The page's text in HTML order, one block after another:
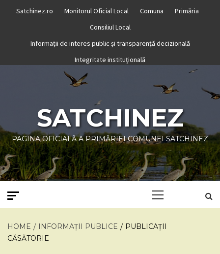
Satchinez.ro Monitorul Oficial Local Comuna
Primăria
Consiliul Local
Informații de interes public și transparență decizională
Integritate instituțională
SATCHINEZ
PAGINA OFICIALĂ A PRIMĂRIEI COMUNEI SATCHINEZ
HOME INFORMAȚII PUBLICE
PUBLICAȚII
CĂSĂTORIE